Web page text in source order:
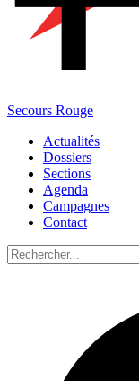
Secours Rouge
Actualités
Dossiers
Sections
Agenda
Campagnes
Contact